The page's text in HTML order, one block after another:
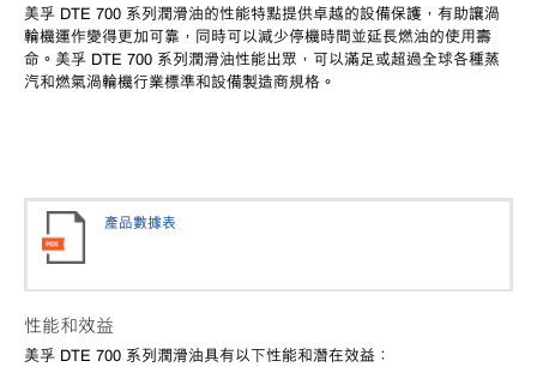
美孚 DTE 700 系列潤滑油的性能特點提供卓越的設備保護，有助讓渦
輪機運作變得更加可靠，同時可以減少停機時間並延長燃油的使用壽
命。美孚 DTE 700 系列潤滑油性能出眾，可以滿足或超過全球各種蒸
汽和燃氣渦輪機行業標準和設備製造商規格。
產品數據表
性能和效益
美孚 DTE 700 系列潤滑油具有以下性能和潛在效益：